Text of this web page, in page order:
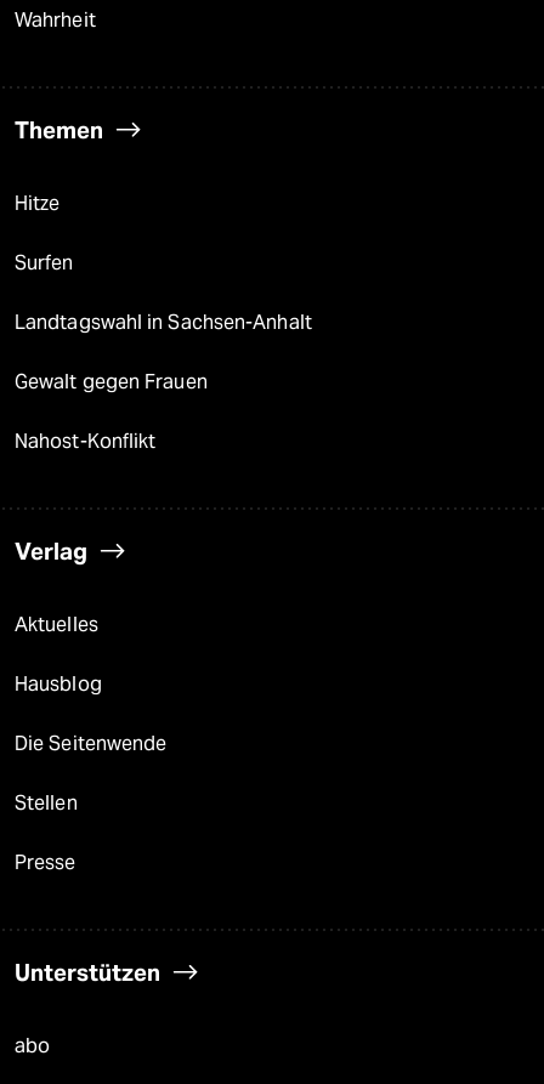
Wahrheit
Themen
Hitze
Surfen
Landtagswahl in Sachsen-Anhalt
Gewalt gegen Frauen
Nahost-Konflikt
Verlag
Aktuelles
Hausblog
Die Seitenwende
Stellen
Presse
Unterstützen
abo